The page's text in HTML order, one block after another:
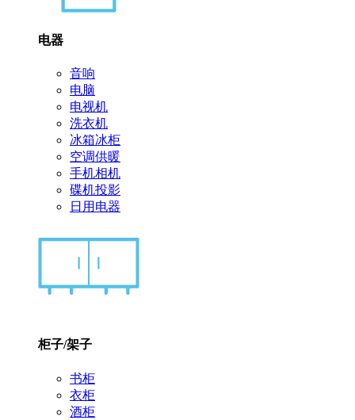
电器
音响
电脑
电视机
洗衣机
冰箱冰柜
空调供暖
手机相机
碟机投影
日用电器
柜子/架子
书柜
衣柜
酒柜